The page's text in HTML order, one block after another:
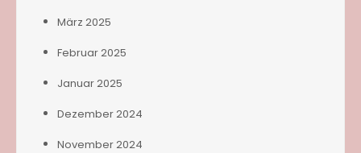
März 2025
Februar 2025
Januar 2025
Dezember 2024
November 2024